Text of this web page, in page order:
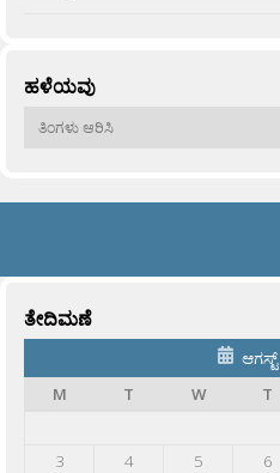
ಹಳೆಯವು
ಹಳೆಯವು
ತೇದಿಮಣೆ
M
T W T
3
4 5 6